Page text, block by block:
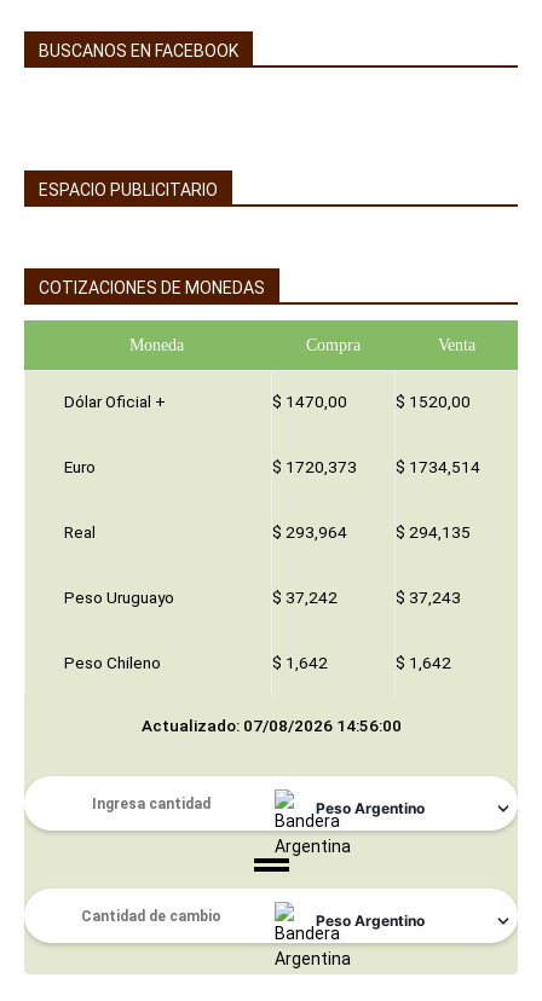
BUSCANOS EN FACEBOOK
ESPACIO PUBLICITARIO
COTIZACIONES DE MONEDAS
Moneda Compra Venta
Dólar Oficial + $ 1470,00 $ 1520,00
Euro $ 1720,373 $ 1734,514
Real $ 293,964 $ 294,135
Peso Uruguayo $ 37,242 $ 37,243
Peso Chileno $ 1,642 $ 1,642
Actualizado: 07/08/2026 14:56:00